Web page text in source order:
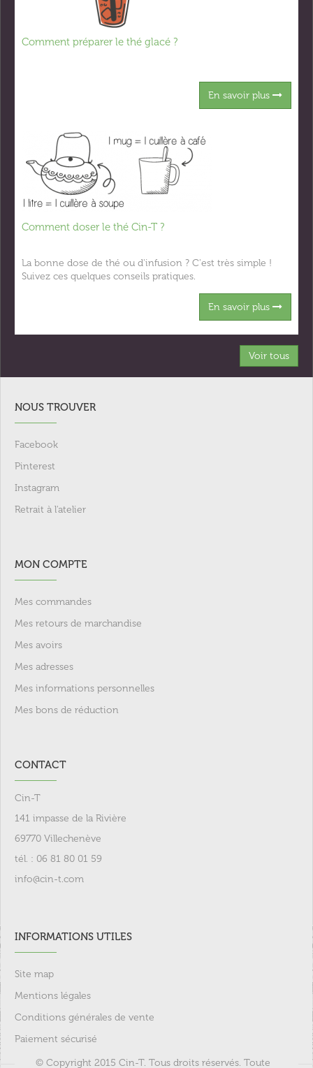
Comment préparer le thé glacé ?
En savoir plus
Comment doser le thé Cin-T ?
La bonne dose de thé ou d'infusion ? C'est très simple !
Suivez ces quelques conseils pratiques.
En savoir plus
Voir tous
NOUS TROUVER
Facebook
Pinterest
Instagram
Retrait à l'atelier
MON COMPTE
Mes commandes
Mes retours de marchandise
Mes avoirs
Mes adresses
Mes informations personnelles
Mes bons de réduction
CONTACT
Cin-T
141 impasse de la Rivière
69770 Villechenève
tél. : 06 81 80 01 59
info@cin-t.com
INFORMATIONS UTILES
Site map
Mentions légales
Conditions générales de vente
Paiement sécurisé
© Copyright 2015 Cin-T. Tous droits réservés. Toute